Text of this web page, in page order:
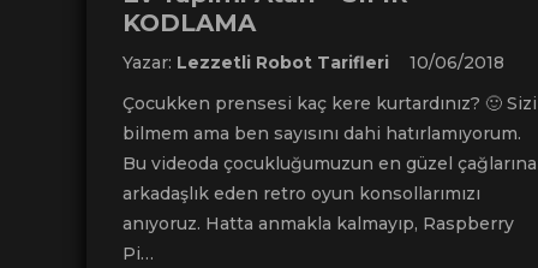
KODLAMA
Yazar: Lezzetli Robot Tarifleri
10/06/2018
Çocukken prensesi kaç kere kurtardınız? 🙂 Sizi
bilmem ama ben sayısını dahi hatırlamıyorum.
Bu videoda çocukluğumuzun en güzel çağlarına
arkadaşlık eden retro oyun konsollarımızı
anıyoruz. Hatta anmakla kalmayıp, Raspberry
Pi…